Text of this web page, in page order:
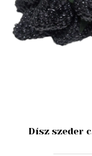
Dísz szeder